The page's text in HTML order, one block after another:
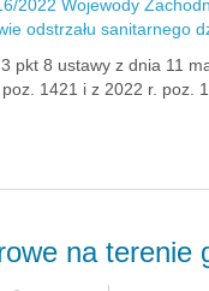
pkt 8 ustawy z dnia 11
1421 i z 2022 r. poz.
na terenie